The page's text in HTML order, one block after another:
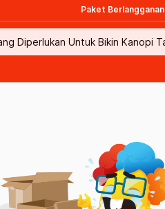
Paket Berlangganan